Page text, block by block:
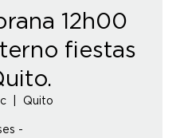
12h00
fiestas
  |
Quito
-